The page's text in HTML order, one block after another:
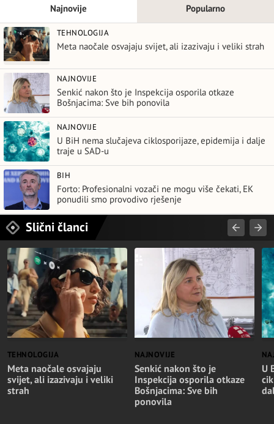
Najnovije Popularno
TEHNOLOGIJA
Meta naočale osvajaju svijet, ali izazivaju i veliki strah
NAJNOVIJE
Senkić nakon što je Inspekcija osporila otkaze
Bošnjacima: Sve bih ponovila
NAJNOVIJE
U BiH nema slučajeva ciklosporijaze, epidemija i dalje
traje u SAD-u
BIH
Forto: Profesionalni vozači ne mogu više čekati, EK
ponudili smo provodivo rješenje
Slični članci
TEHNOLOGIJA
Meta naočale osvajaju
svijet, ali izazivaju i veliki
strah
NAJNOVIJE
Senkić nakon što je
Inspekcija osporila otkaze
Bošnjacima: Sve bih
ponovila
U